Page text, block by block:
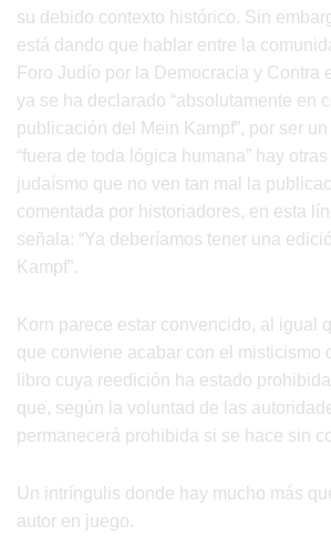
su debido contexto histórico. Sin
está dando que hablar entre la
Foro Judío por la Democracia y Contra
ya se ha declarado “absolutamente en
publicación del Mein Kampf”, por ser
“fuera de toda lógica humana” hay
judaísmo que no ven tan mal la
comentada por historiadores, en esta
señala: “Ya deberíamos tener una
Kampf”.
Korn parece estar convencido, al igual
que conviene acabar con el misticismo
libro cuya reedición ha estado
que, según la voluntad de las
permanecerá prohibida si se hace sin
Un intríngulis donde hay mucho más
autor en juego.